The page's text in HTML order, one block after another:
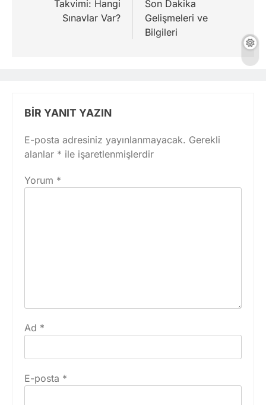
Takvimi: Hangi
Sınavlar Var?
Son Dakika
Gelişmeleri ve
Bilgileri
BIR YANIT YAZIN
E-posta adresiniz yayınlanmayacak. Gerekli
alanlar * ile işaretlenmişlerdir
Yorum *
Ad *
E-posta *